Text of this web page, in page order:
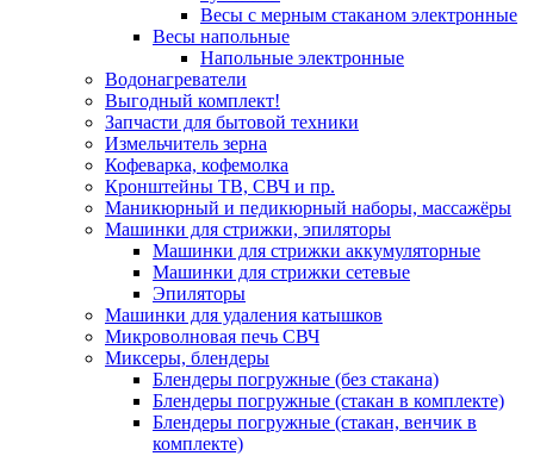
Весы с мерным стаканом электронные
Весы напольные
Напольные электронные
Водонагреватели
Выгодный комплект!
Запчасти для бытовой техники
Измельчитель зерна
Кофеварка, кофемолка
Кронштейны ТВ, СВЧ и пр.
Маникюрный и педикюрный наборы, массажёры
Машинки для стрижки, эпиляторы
Машинки для стрижки аккумуляторные
Машинки для стрижки сетевые
Эпиляторы
Машинки для удаления катышков
Микроволновая печь СВЧ
Миксеры, блендеры
Блендеры погружные (без стакана)
Блендеры погружные (стакан в комплекте)
Блендеры погружные (стакан, венчик в
комплекте)